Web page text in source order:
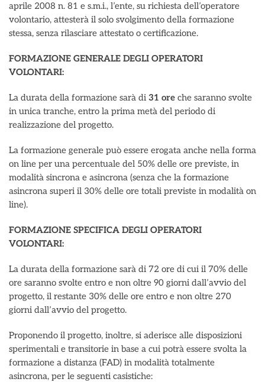
aprile 2008 n. 81 e s.m.i., l’ente, su richiesta dell’operatore
volontario, attesterà il solo svolgimento della formazione
stessa, senza rilasciare attestato o certificazione.
FORMAZIONE GENERALE DEGLI OPERATORI
VOLONTARI:
La durata della formazione sarà di 31 ore che saranno svolte
in unica tranche, entro la prima metà del periodo di
realizzazione del progetto.
La formazione generale può essere erogata anche nella forma
on line per una percentuale del 50% delle ore previste, in
modalità sincrona e asincrona (senza che la formazione
asincrona superi il 30% delle ore totali previste in modalità on
line).
FORMAZIONE SPECIFICA DEGLI OPERATORI
VOLONTARI:
La durata della formazione sarà di 72 ore di cui il 70% delle
ore saranno svolte entro e non oltre 90 giorni dall’avvio del
progetto, il restante 30% delle ore entro e non oltre 270
giorni dall’avvio del progetto.
Proponendo il progetto, inoltre, si aderisce alle disposizioni
sperimentali e transitorie in base a cui potrà essere svolta la
formazione a distanza (FAD) in modalità totalmente
asincrona, per le seguenti casistiche: